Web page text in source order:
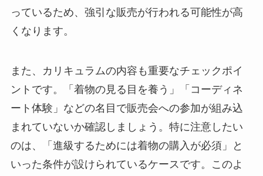
っているため、強引な販売が行われる可能性が高
くなります。
また、カリキュラムの内容も重要なチェックポイ
ントです。「着物の見る目を養う」「コーディネ
ート体験」などの名目で販売会への参加が組み込
まれていないか確認しましょう。特に注意したい
のは、「進級するためには着物の購入が必須」と
いった条件が設けられているケースです。このよ